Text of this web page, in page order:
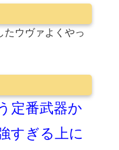
たウヴァよくやっ
定番武器か
すぎる上に